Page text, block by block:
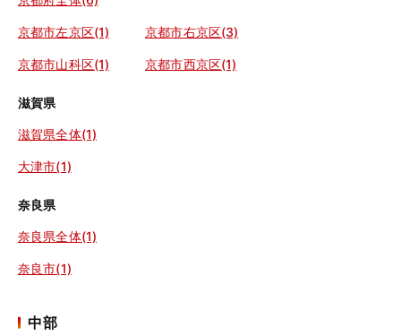
京都市左京区(1) 京都市右京区(3)
京都市山科区(1) 京都市西京区(1)
滋賀県
滋賀県全体(1)
大津市(1)
奈良県
奈良県全体(1)
奈良市(1)
中部